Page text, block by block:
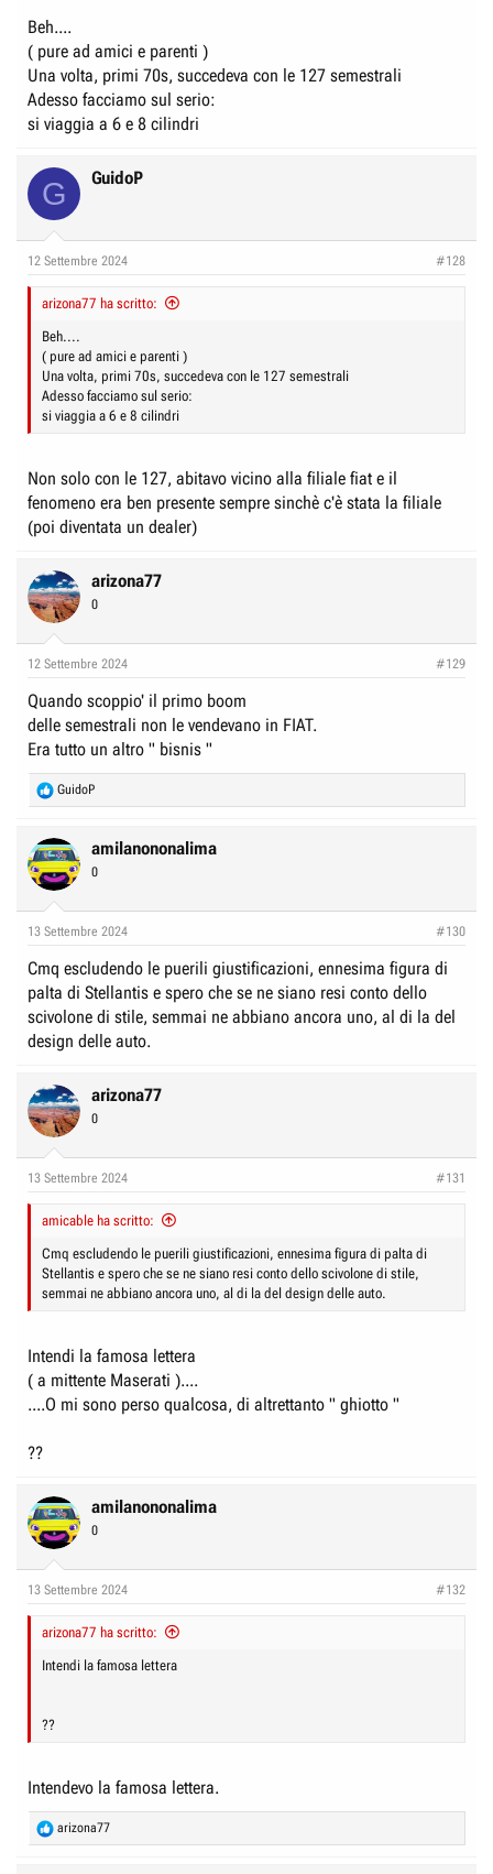
Beh....
( pure ad amici e parenti )
Una volta, primi 70s, succedeva con le 127 semestrali
Adesso facciamo sul serio:
si viaggia a 6 e 8 cilindri
G GuidoP
12 Settembre 2024 #128
arizona77 ha scritto:
Beh....
( pure ad amici e parenti )
Una volta, primi 70s, succedeva con le 127 semestrali
Adesso facciamo sul serio:
si viaggia a 6 e 8 cilindri
Non solo con le 127, abitavo vicino alla filiale fiat e il
fenomeno era ben presente sempre sinchè c'è stata la filiale
(poi diventata un dealer)
arizona77
0
12 Settembre 2024 #129
Quando scoppio' il primo boom
delle semestrali non le vendevano in FIAT.
Era tutto un altro " bisnis "
R
e
c
t
i
s
GuidoP
amilanononalima
0
13 Settembre 2024 #130
Cmq escludendo le puerili giustificazioni, ennesima figura di
palta di Stellantis e spero che se ne siano resi conto dello
scivolone di stile, semmai ne abbiano ancora uno, al di la del
design delle auto.
arizona77
0
13 Settembre 2024 #131
amicable ha scritto:
Cmq escludendo le puerili giustificazioni, ennesima figura di palta di
Stellantis e spero che se ne siano resi conto dello scivolone di stile,
semmai ne abbiano ancora uno, al di la del design delle auto.
Intendi la famosa lettera
( a mittente Maserati )....
....O mi sono perso qualcosa, di altrettanto " ghiotto "
??
amilanononalima
0
13 Settembre 2024 #132
arizona77 ha scritto:
Intendi la famosa lettera
??
Intendevo la famosa lettera.
R
e
arizona77